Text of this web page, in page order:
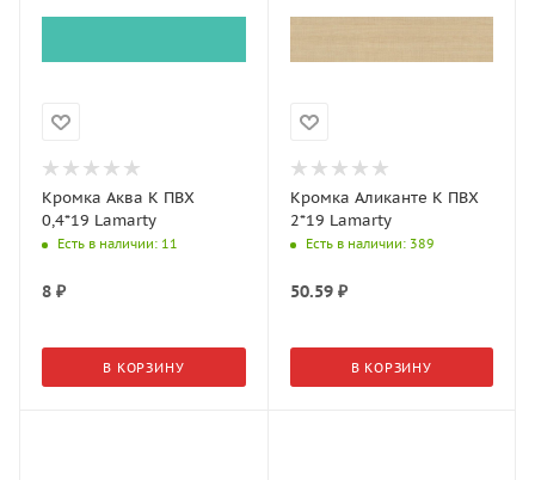
Кромка Аква К ПВХ
0,4*19 Lamarty
Есть в наличии: 11
8 ₽
В КОРЗИНУ
Кромка Аликанте K ПВХ
2*19 Lamarty
Есть в наличии: 389
50.59₽
В КОРЗИНУ